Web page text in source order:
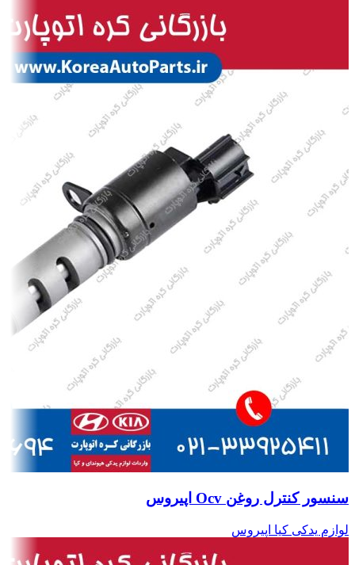
سنسور کنترل روغن Ocv اپیروس
لوازم یدکی کیا اپیروس